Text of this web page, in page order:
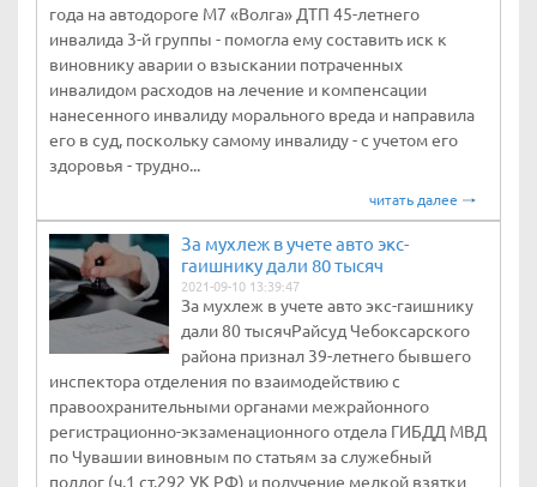
года на автодороге М7 «Волга» ДТП 45-летнего
инвалида 3-й группы - помогла ему составить иск к
виновнику аварии о взыскании потраченных
инвалидом расходов на лечение и компенсации
нанесенного инвалиду морального вреда и направила
его в суд, поскольку самому инвалиду - с учетом его
здоровья - трудно...
читать далее
За мухлеж в учете авто экс-
гаишнику дали 80 тысяч
2021-09-10 13:39:47
За мухлеж в учете авто экс-гаишнику
дали 80 тысячРайсуд Чебоксарского
района признал 39-летнего бывшего
инспектора отделения по взаимодействию с
правоохранительными органами межрайонного
регистрационно-экзаменационного отдела ГИБДД МВД
по Чувашии виновным по статьям за служебный
подлог (ч.1 ст.292 УК РФ) и получение мелкой взятки